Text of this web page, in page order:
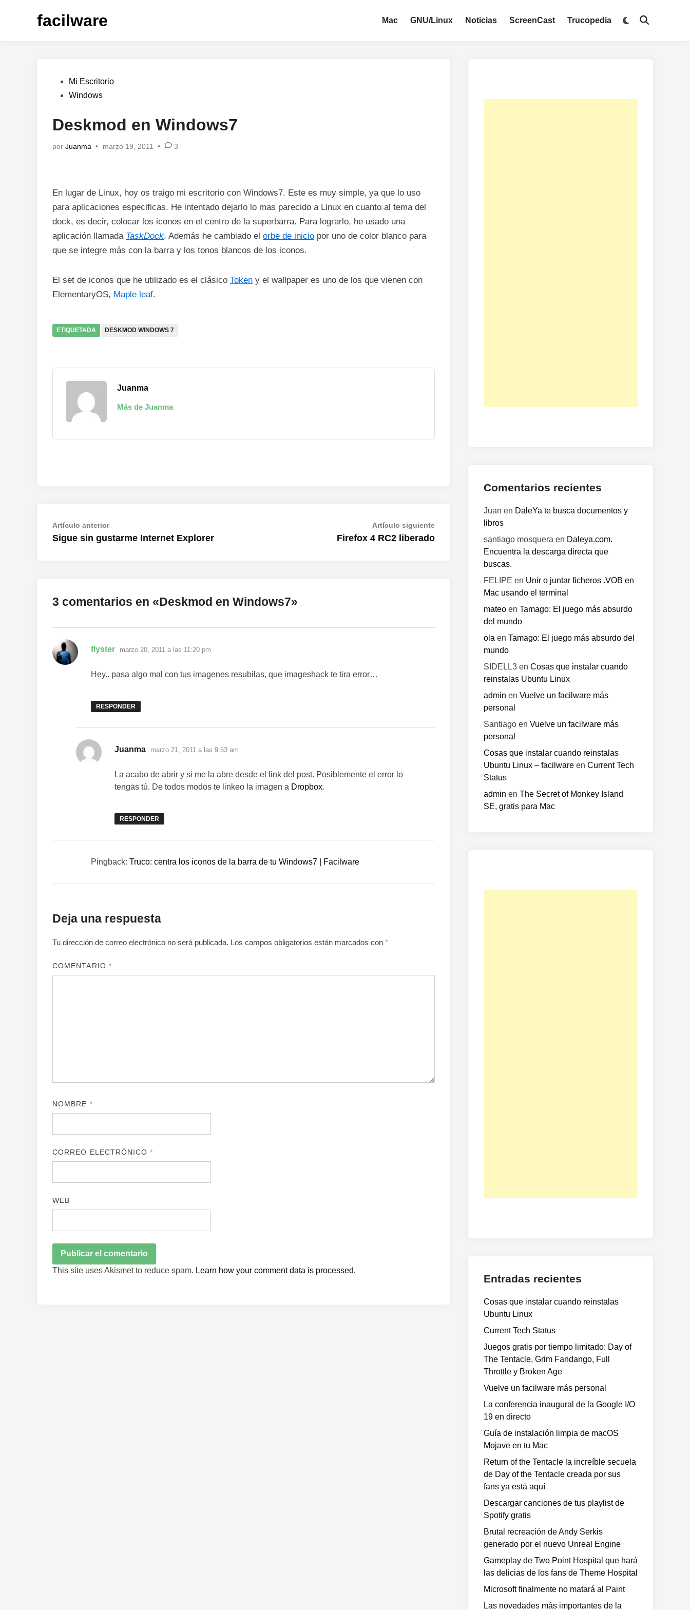
facilware Mac GNU/Linux Noticias ScreenCast Trucopedia
Publicado
en
Mi Escritorio
Windows
Deskmod en Windows7
por Juanma • marzo 19, 2011 • 3
En lugar de Linux, hoy os traigo mi escritorio con Windows7. Este es muy simple, ya que lo uso
para aplicaciones especificas. He intentado dejarlo lo mas parecido a Linux en cuanto al tema del
dock, es decir, colocar los iconos en el centro de la superbarra. Para lograrlo, he usado una
aplicación llamada TaskDock. Además he cambiado el orbe de inicio por uno de color blanco para
que se integre más con la barra y los tonos blancos de los iconos.
El set de iconos que he utilizado es el clásico Token y el wallpaper es uno de los que vienen con
ElementaryOS, Maple leaf.
ETIQUETADA DESKMOD WINDOWS 7
Juanma
Más de Juanma
Navegación
de
Artículo anteriorArtículo
anterior:
Sigue sin gustarme Internet Explorer
Artículo siguienteArtículo
siguiente:
Firefox 4 RC2 liberado
3 comentarios en «Deskmod en Windows7»
flyster dice:
marzo 20, 2011 a las 11:20 pm
Hey.. pasa algo mal con tus imagenes resubilas, que imageshack te tira error…
RESPONDER
Juanma dice:
marzo 21, 2011 a las 9:53 am
La acabo de abrir y si me la abre desde el link del post. Posiblemente el error lo
tengas tú. De todos modos te linkeo la imagen a Dropbox.
RESPONDER
Pingback: Truco: centra los iconos de la barra de tu Windows7 | Facilware
Deja una respuesta
Tu dirección de correo electrónico no será publicada. Los campos obligatorios están marcados con *
COMENTARIO *
NOMBRE *
CORREO ELECTRÓNICO*
WEB
This site uses Akismet to reduce spam. Learn how your comment data is processed.
Comentarios recientes
Juan en DaleYa te busca documentos y
libros
santiago mosquera en Daleya.com.
Encuentra la descarga directa que
buscas.
FELIPE en Unir o juntar ficheros .VOB en
Mac usando el terminal
mateo en Tamago: El juego más absurdo
del mundo
ola en Tamago: El juego más absurdo del
mundo
SIDELL3 en Cosas que instalar cuando
reinstalas Ubuntu Linux
admin en Vuelve un facilware más
personal
Santiago en Vuelve un facilware más
personal
Cosas que instalar cuando reinstalas
Ubuntu Linux – facilware en Current Tech
Status
admin en The Secret of Monkey Island
SE, gratis para Mac
Entradas recientes
Cosas que instalar cuando reinstalas
Ubuntu Linux
Current Tech Status
Juegos gratis por tiempo limitado: Day of
The Tentacle, Grim Fandango, Full
Throttle y Broken Age
Vuelve un facilware más personal
La conferencia inaugural de la Google I/O
19 en directo
Guía de instalación limpia de macOS
Mojave en tu Mac
Return of the Tentacle la increíble secuela
de Day of the Tentacle creada por sus
fans ya está aquí
Descargar canciones de tus playlist de
Spotify gratis
Brutal recreación de Andy Serkis
generado por el nuevo Unreal Engine
Gameplay de Two Point Hospital que hará
las delicias de los fans de Theme Hospital
Microsoft finalmente no matará al Paint
Las novedades más importantes de la